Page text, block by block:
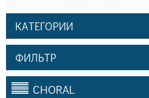
КАТЕГОРИИ
ФИЛЬТР
CHORAL